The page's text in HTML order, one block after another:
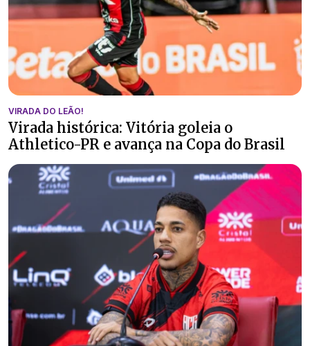
VIRADA DO LEÃO!
Virada histórica: Vitória goleia o
Athletico-PR e avança na Copa do Brasil